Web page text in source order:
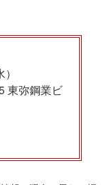
東弥鋼業ビ